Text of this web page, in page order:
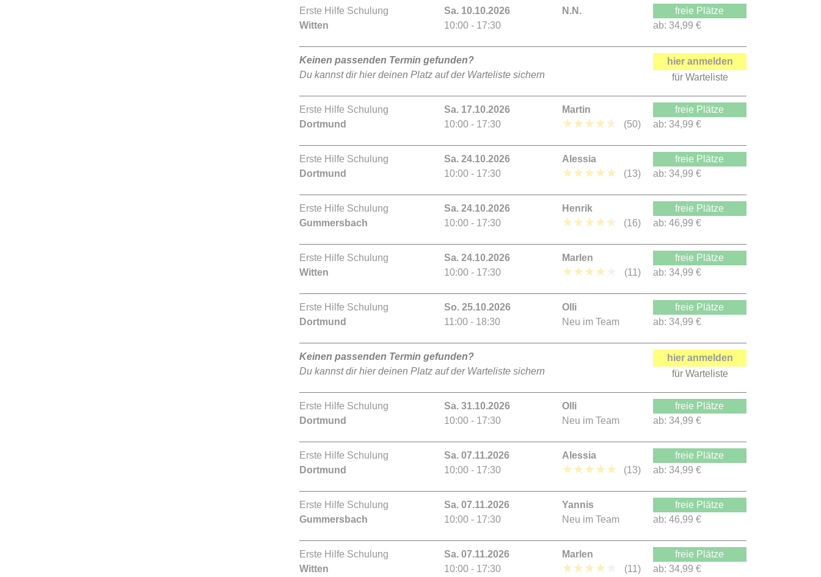
Erste Hilfe Schulung
Witten
Sa. 10.10.2026
10:00 - 17:30
N.N.
freie Plätze
ab: 34,99 €
Keinen passenden Termin gefunden?
Du kannst dir hier deinen Platz auf der Warteliste sichern
hier anmelden
für Warteliste
Erste Hilfe Schulung
Dortmund
Sa. 17.10.2026
10:00 - 17:30
Martin
★★★★★ (50)
freie Plätze
ab: 34,99 €
Erste Hilfe Schulung
Dortmund
Sa. 24.10.2026
10:00 - 17:30
Alessia
★★★★★ (13)
freie Plätze
ab: 34,99 €
Erste Hilfe Schulung
Gummersbach
Sa. 24.10.2026
10:00 - 17:30
Henrik
★★★★★ (16)
freie Plätze
ab: 46,99 €
Erste Hilfe Schulung
Witten
Sa. 24.10.2026
10:00 - 17:30
Marlen
★★★★ (11)
freie Plätze
ab: 34,99 €
Erste Hilfe Schulung
Dortmund
So. 25.10.2026
11:00 - 18:30
Olli
Neu im Team
freie Plätze
ab: 34,99 €
Keinen passenden Termin gefunden?
Du kannst dir hier deinen Platz auf der Warteliste sichern
hier anmelden
für Warteliste
Erste Hilfe Schulung
Dortmund
Sa. 31.10.2026
10:00 - 17:30
Olli
Neu im Team
freie Plätze
ab: 34,99 €
Erste Hilfe Schulung
Dortmund
Sa. 07.11.2026
10:00 - 17:30
Alessia
★★★★★ (13)
freie Plätze
ab: 34,99 €
Erste Hilfe Schulung
Gummersbach
Sa. 07.11.2026
10:00 - 17:30
Yannis
Neu im Team
freie Plätze
ab: 46,99 €
Erste Hilfe Schulung
Witten
Sa. 07.11.2026
10:00 - 17:30
Marlen
★★★★ (11)
freie Plätze
ab: 34,99 €